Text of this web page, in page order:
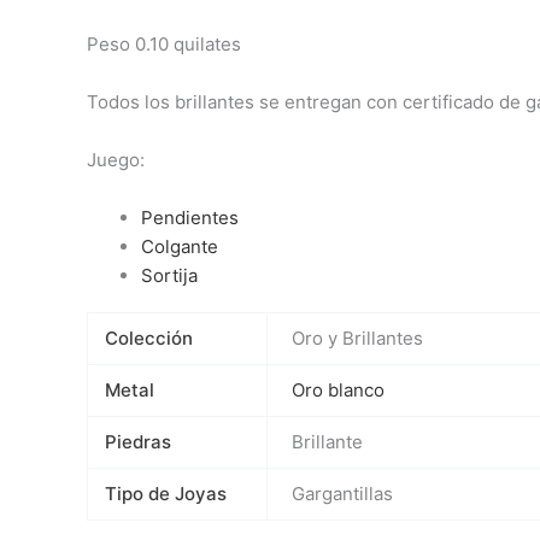
Peso 0.10 quilates
Todos los brillantes se entregan con certificado de
Juego:
Pendientes
Colgante
Sortija
Colección Oro y Brillantes
Metal Oro blanco
Piedras Brillante
Tipo de Joyas Gargantillas